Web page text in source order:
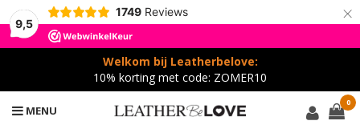
9,5
1749 Reviews ×
Welkom bij Leatherbelove:
10% korting met code: ZOMER10
MENU
0